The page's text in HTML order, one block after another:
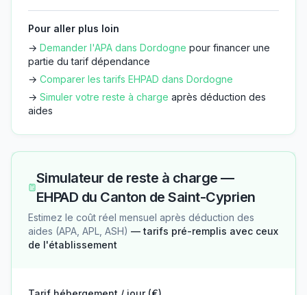
Pour aller plus loin
→ Demander l'APA dans Dordogne pour financer une
partie du tarif dépendance
→ Comparer les tarifs EHPAD dans Dordogne
→ Simuler votre reste à charge après déduction des
aides
Simulateur de reste à charge —
EHPAD du Canton de Saint-Cyprien
Estimez le coût réel mensuel après déduction des
aides (APA, APL, ASH) — tarifs pré-remplis avec ceux
de l'établissement